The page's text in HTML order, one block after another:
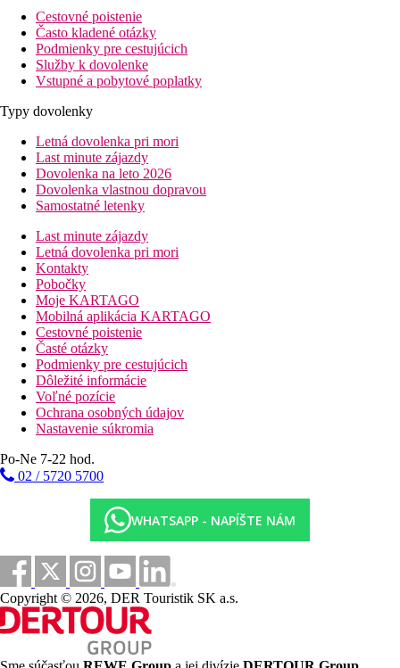
Pláž
Plážová dovolenka
bazény
Ležadlá a slnečníky pri bazéne zadarmo
Detský bazén
Bar pri bazéne
Fotogaléria
Cestovné poistenie
Často kladené otázky
Podmienky pre cestujúcich
Služby k dovolenke
Vstupné a pobytové poplatky
Typy dovolenky
Letná dovolenka pri mori
Last minute zájazdy
Dovolenka na leto 2026
Dovolenka vlastnou dopravou
Samostatné letenky
Last minute zájazdy
Letná dovolenka pri mori
Kontakty
Pobočky
Moje KARTAGO
Mobilná aplikácia KARTAGO
Cestovné poistenie
Časté otázky
Podmienky pre cestujúcich
Dôležité informácie
Voľné pozície
Ochrana osobných údajov
Nastavenie súkromia
Po-Ne 7-22 hod.
02 / 5720 5700
WHATSAPP - NAPÍŠTE NÁM
Copyright © 2026, DER Touristik SK a.s.